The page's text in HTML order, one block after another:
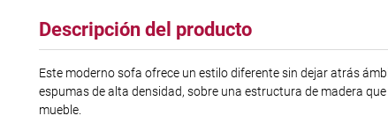
Descripción del producto
Este moderno sofa ofrece un estilo diferente sin dejar atrás
espumas de alta densidad, sobre una estructura de madera
mueble.